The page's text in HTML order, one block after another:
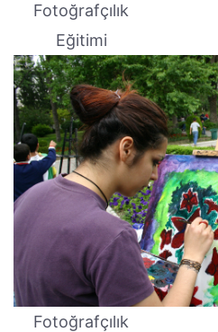
Fotoğrafçılık
Eğitimi
Fotoğrafçılık